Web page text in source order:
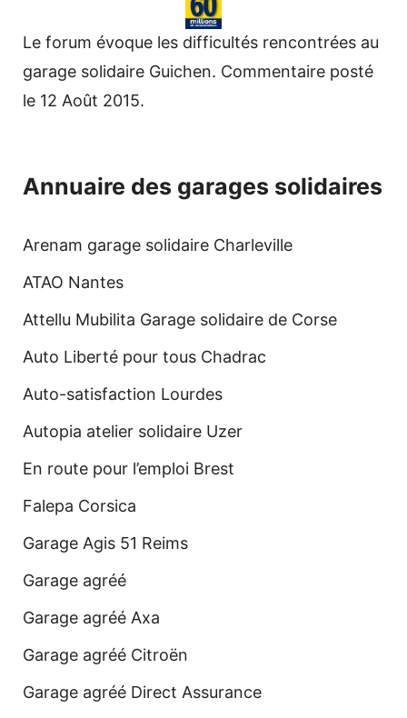
Le forum évoque les difficultés rencontrées au
garage solidaire Guichen. Commentaire posté
le 12 Août 2015.
Annuaire des garages solidaires
Arenam garage solidaire Charleville
ATAO Nantes
Attellu Mubilita Garage solidaire de Corse
Auto Liberté pour tous Chadrac
Auto-satisfaction Lourdes
Autopia atelier solidaire Uzer
En route pour l’emploi Brest
Falepa Corsica
Garage Agis 51 Reims
Garage agréé
Garage agréé Axa
Garage agréé Citroën
Garage agréé Direct Assurance